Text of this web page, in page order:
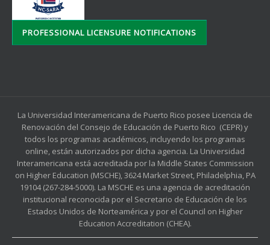
PROFESSIONAL LICENSURE NOTIFICATIONS
La Universidad Interamericana de Puerto Rico posee Licencia de
Renovación del Consejo de Educación de Puerto Rico (CEPR) y
todos los programas académicos, incluyendo los programas
online, están autorizados por dicha agencia. La Universidad
Interamericana está acreditada por la Middle States Commission
on Higher Education (MSCHE), 3624 Market Street, Philadelphia, PA
19104 (267-284-5000). La MSCHE es una agencia de acreditación
institucional reconocida por el Secretario de Educación de los
Estados Unidos de Norteamérica y por el Council on Higher
Education Accreditation (CHEA).